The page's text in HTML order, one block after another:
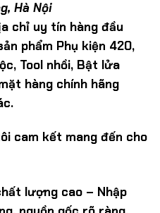
Hà Nội
chỉ uy tín hàng đầu
phẩm Phụ kiện 420,
Tool nhồi, Bật lửa
hàng chính hãng
cam kết mang đến cho
lượng cao – Nhập